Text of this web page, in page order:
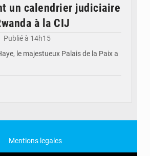
un calendrier judiciaire
à la CIJ
Publié à 14h15
le majestueux Palais de la Paix a
Mentions legales